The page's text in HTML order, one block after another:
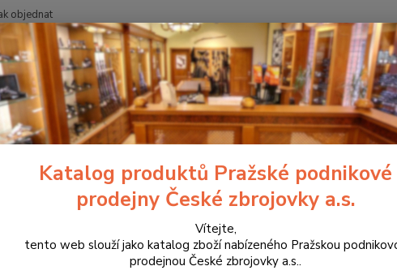
objednat
Hledat
Zbraně Dlouhé zbraně Kulovnice série CZ 600+ CZ 600 +
600 + RANGE
Katalog produktů Pražské podnikové
prodejny České zbrojovky a.s.
Vítejte,
tento web slouží jako katalog zboží nabízeného Pražskou
prodejnou České zbrojovky a.s..